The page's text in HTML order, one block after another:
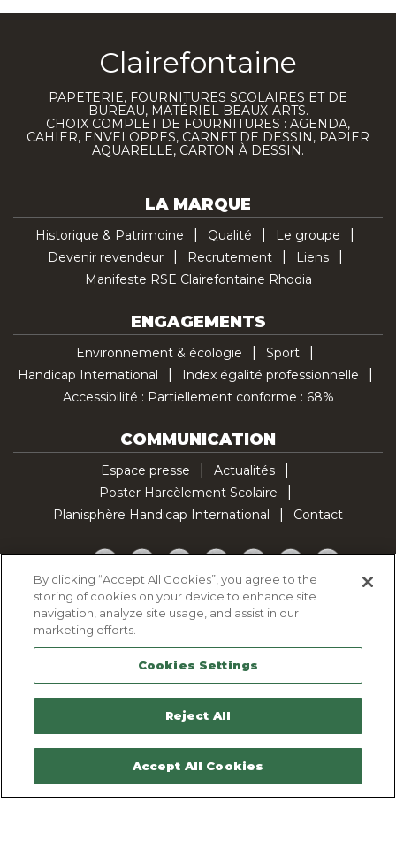
Clairefontaine
PAPETERIE, FOURNITURES SCOLAIRES ET DE
BUREAU, MATÉRIEL BEAUX-ARTS.
CHOIX COMPLET DE FOURNITURES : AGENDA,
CAHIER, ENVELOPPES, CARNET DE DESSIN, PAPIER
AQUARELLE, CARTON À DESSIN.
LA MARQUE
Historique & Patrimoine Qualité
Le groupe
Devenir revendeur
Recrutement
Liens
Manifeste RSE Clairefontaine Rhodia
ENGAGEMENTS
Environnement & écologie
Sport
Handicap International
Index égalité professionnelle
Accessibilité : Partiellement conforme : 68%
COMMUNICATION
Espace presse
Actualités
Poster Harcèlement Scolaire
Planisphère Handicap International
Contact
Facebook
TwitterYouTubePinterestInstagramLinkedInTikTok
Politique d'utilisation des cookies
Politique de confidentialité
Mentions légales
Plan du site
Contactez-nous
By clicking “Accept All Cookies”, you agree to the
storing of cookies on your device to enhance site
navigation, analyze site usage, and assist in our
marketing efforts.
Cookies Settings
Reject All
Accept All Cookies